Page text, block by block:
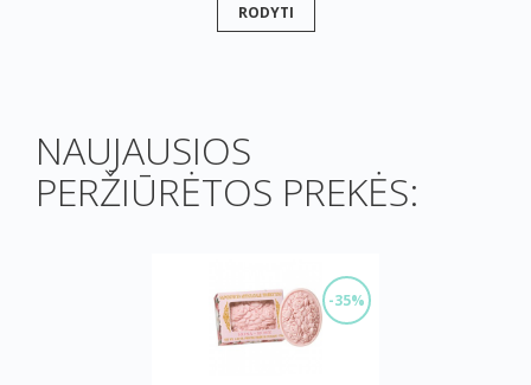
RODYTI
NAUJAUSIOS
PERŽIŪRĖTOS PREKĖS:
-35%